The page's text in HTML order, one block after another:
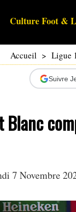
Culture Foot &
Accueil > Ligue
Suivre
Blanc
7 Novembre